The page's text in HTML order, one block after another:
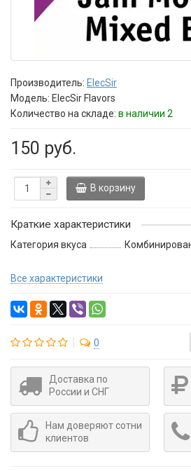
Производитель: ElecSir
Модель: ElecSir Flavors
Количество на складе: в наличии 2
150 руб.
В корзину
Краткие характеристики
Категория вкуса
Все характеристики
0
Доставка по
России и СНГ
Нам доверяют сотни
клиентов